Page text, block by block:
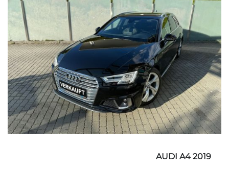
AUDI A4 2019